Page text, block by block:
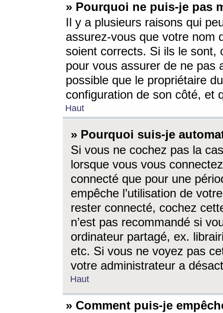
» Pourquoi ne puis-je pas
Il y a plusieurs raisons qui
assurez-vous que votre nom
soient corrects. Si ils le sont,
pour vous assurer de ne pas
possible que le propriétaire
configuration de son côté, et
Haut
» Pourquoi suis-je
Si vous ne cochez pas la
lorsque vous vous
connecté que pour une
empêche l’utilisation de
rester connecté, cochez
n’est pas recommandé si
ordinateur partagé, ex.
etc. Si vous ne voyez pas
votre administrateur a
Haut
» Comment puis-je